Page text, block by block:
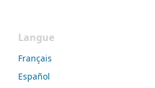
Langue
Français
Español